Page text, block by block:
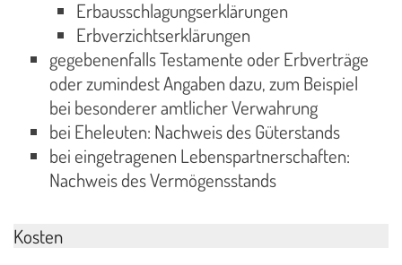
Erbausschlagungserklärungen
Erbverzichtserklärungen
gegebenenfalls Testamente oder Erbverträge
oder zumindest Angaben dazu, zum Beispiel
bei besonderer amtlicher Verwahrung
bei Eheleuten: Nachweis des Güterstands
bei eingetragenen Lebenspartnerschaften:
Nachweis des Vermögensstands
Kosten